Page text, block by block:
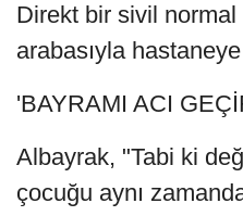
Direkt bir sivil normal
arabasıyla
'BAYRAMI ACI
Albayrak, "Tabi ki
çocuğu aynı